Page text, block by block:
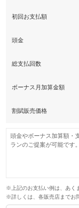
初回お支払額
頭金
総支払回数
ボーナス月加算金額
割賦販売価格
頭金やボーナス加算額・
ランのご提案が可能です
※上記のお支払い例は、あく
※詳しくは、各販売店までお